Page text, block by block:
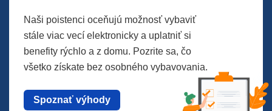
Naši poistenci oceňujú možnosť vybaviť
stále viac vecí elektronicky a uplatniť si
benefity rýchlo a z domu. Pozrite sa, čo
všetko získate bez osobného vybavovania.
Spoznať výhody